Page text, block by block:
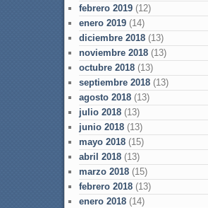
febrero 2019(12)
enero 2019(14)
diciembre 2018(13)
noviembre 2018(13)
octubre 2018(13)
septiembre 2018(13)
agosto 2018(13)
julio 2018(13)
junio 2018(13)
mayo 2018(15)
abril 2018(13)
marzo 2018(15)
febrero 2018(13)
enero 2018(14)